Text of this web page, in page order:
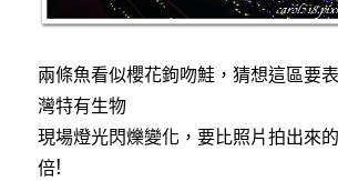
兩條魚看似櫻花鉤吻鮭，猜想這區要
灣特有生物
現場燈光閃爍變化，要比照片拍出來
倍!